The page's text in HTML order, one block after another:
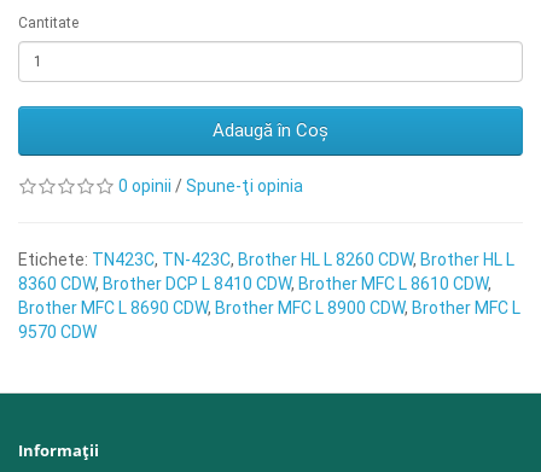
Cantitate
Adaugă în Coş
0 opinii /Spune-ţi opinia
Etichete: TN423C, TN-423C, Brother HL L 8260 CDW, Brother HL L
8360 CDW, Brother DCP L 8410 CDW, Brother MFC L 8610 CDW,
Brother MFC L 8690 CDW, Brother MFC L 8900 CDW, Brother MFC L
9570 CDW
Informaţii